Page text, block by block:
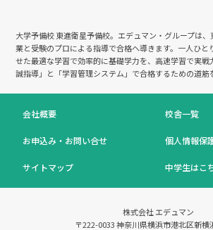
大学予備校 東進衛星予備校。エデュマン・グループは
業と受験のプロによる指導で合格へ導きます。 一人ひと
せた最適な学習で効率的に基礎学力を、高速学習で実戦
誠指導」と「学習管理システム」で合格するための道筋
会社概要 校舎一覧
お申込み・お問い合せ 個人情報保
サイトマップ 中学生はこ
株式会社 エデュマン
〒222-0033 神奈川県横浜市港北区新横